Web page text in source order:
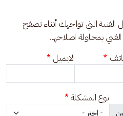
التي تواجهك أثناء تصفح
بمحاولة اصلاحها.
الايميل
نوع المشكلة